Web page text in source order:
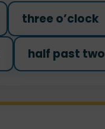
three o’clock
half past two